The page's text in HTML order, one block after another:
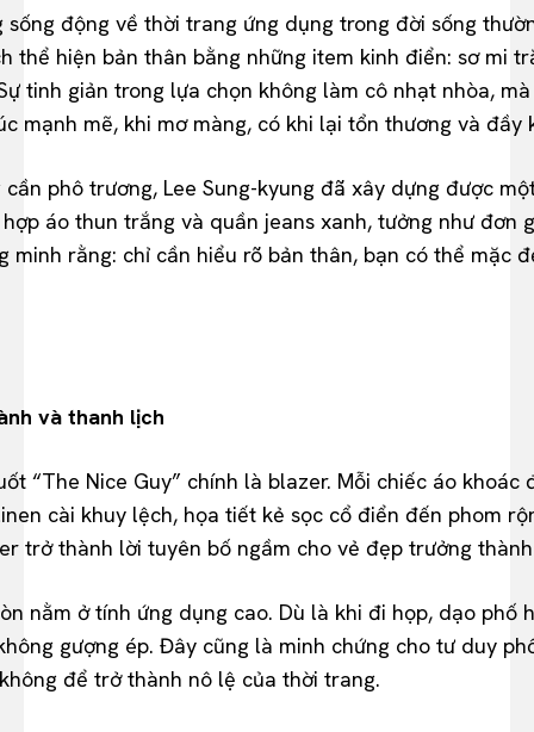
sống động về thời trang ứng dụng trong đời sống
thể hiện bản thân bằng những item kinh điển: sơ mi
tinh giản trong lựa chọn không làm cô nhạt nhòa,
mạnh mẽ, khi mơ màng, có khi lại tổn thương và đầy
phô trương, Lee Sung-kyung đã xây dựng được
áo thun trắng và quần jeans xanh, tưởng như đơn
minh rằng: chỉ cần hiểu rõ bản thân, bạn có thể mặc
và thanh lịch
“The Nice Guy” chính là blazer. Mỗi chiếc áo
cài khuy lệch, họa tiết kẻ sọc cổ điển đến phom
trở thành lời tuyên bố ngầm cho vẻ đẹp trưởng
nằm ở tính ứng dụng cao. Dù là khi đi họp, dạo phố
gượng ép. Đây cũng là minh chứng cho tư duy
để trở thành nô lệ của thời trang.